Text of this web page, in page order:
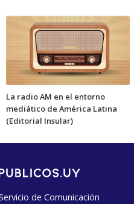
La radio AM en el entorno
mediático de América Latina
(Editorial Insular)
de Comunicación